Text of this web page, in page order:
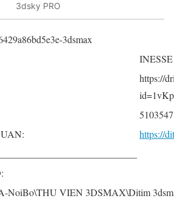
3dsky PRO
3dsmax
https://
https://
VIEN 3DSMAX\Ditim